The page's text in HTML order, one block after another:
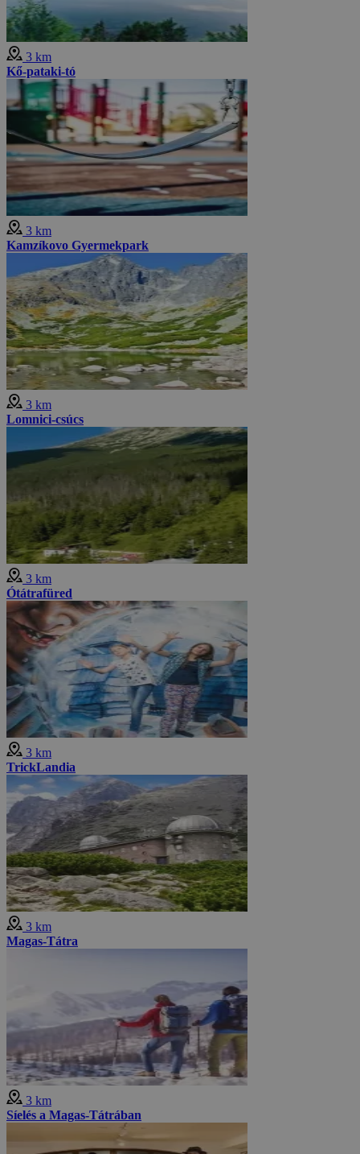
3 km
Kő-pataki-tó
3 km
Kamzíkovo Gyermekpark
3 km
Lomnici-csúcs
3 km
Ótátrafüred
3 km
TrickLandia
3 km
Magas-Tátra
3 km
Síelés a Magas-Tátrában